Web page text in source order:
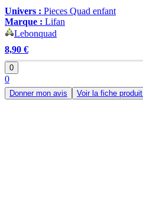
Univers : Pieces Quad enfant
Marque : Lifan
Lebonquad
8,90 €
0
0
Donner mon avis Voir la fiche produit